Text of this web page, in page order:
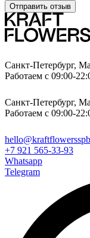
Отправить отзыв
Санкт-Петербург,
Работаем с 09:00-
Санкт-Петербург,
Работаем с 09:00-
+7 921 565-33-93
Whatsapp
Telegram